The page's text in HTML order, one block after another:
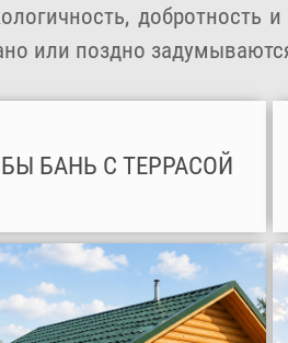
или поздно
БАНЬ С ТЕРРАСОЙ